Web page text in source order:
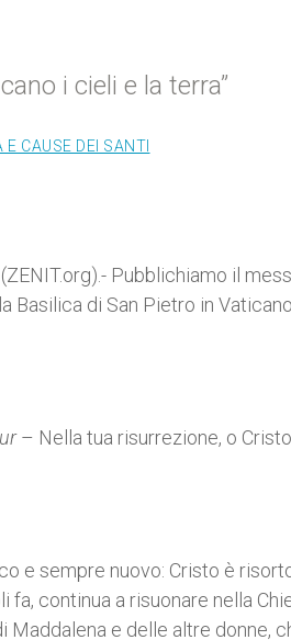
i cieli e la terra”
E CAUSE DEI SANTI
Pubblichiamo il
Basilica di San Pietro in
– Nella tua risurrezione, o
e sempre nuovo: Cristo è
continua a risuonare nella
Maddalena e delle altre donne,